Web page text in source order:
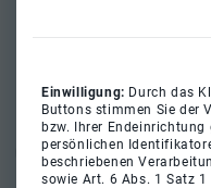
Einwilligung: Durch das
Buttons stimmen Sie der
bzw. Ihrer Endeinrichtung
persönlichen
beschriebenen
sowie Art. 6 Abs. 1 Satz 1